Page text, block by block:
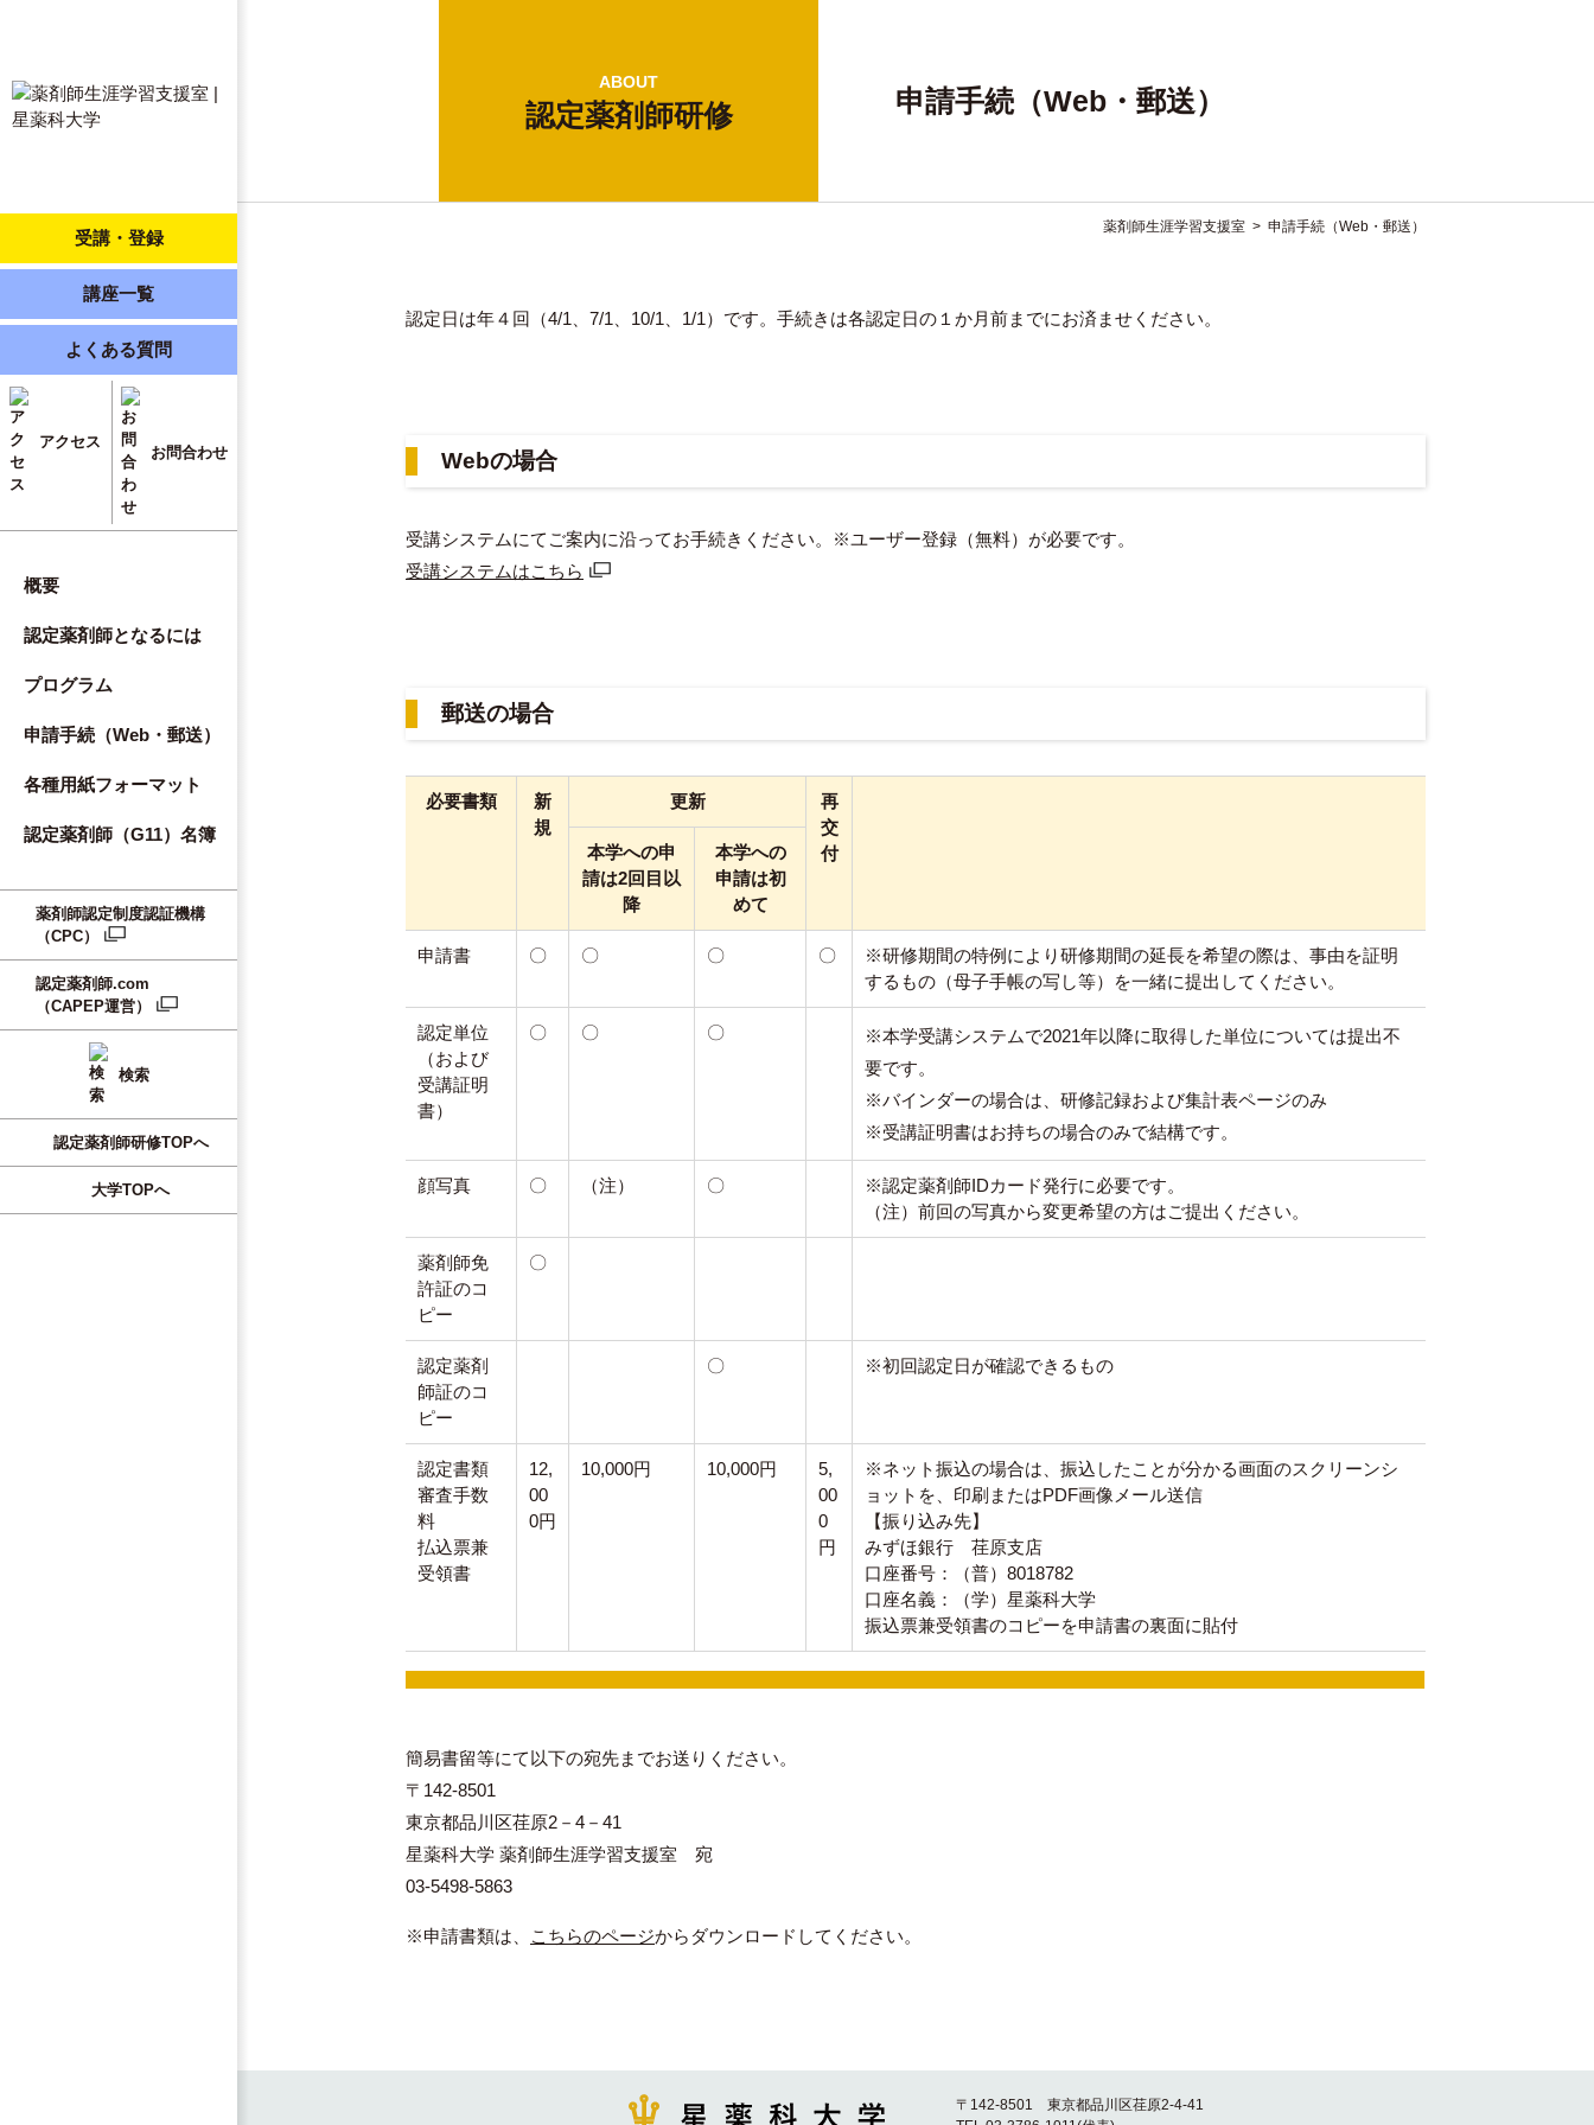
受講・登録
講座一覧
よくある質問
アクセス
お問合わせ
概要
認定薬剤師となるには
プログラム
申請手続（Web・郵送）
各種用紙フォーマット
認定薬剤師（G11）名簿
薬剤師認定制度認証機構
（CPC）
認定薬剤師.com
（CAPEP運営）
検索
認定薬剤師研修TOPへ
大学TOPへ
ABOUT
認定薬剤師研修 申請手続（Web・郵送）
薬剤師生涯学習支援室 > 申請手続（Web・郵送）
認定日は年４回（4/1、7/1、10/1、1/1）です。手続きは各認定日の１か月前までにお済ませください。
Webの場合
受講システムにてご案内に沿ってお手続きください。※ユーザー登録（無料）が必要です。
受講システムはこちら
郵送の場合
必要書類
新
規
更新
再
交
付
本学への申
請は2回目以
降
本学への
申請は初
めて
申請書 〇 〇 〇 〇
※研修期間の特例により研修期間の延長を希望の際は、事由を証明
するもの（母子手帳の写し等）を一緒に提出してください。
認定単位
（および
受講証明
書）
〇 〇 〇
※本学受講システムで2021年以降に取得した単位については提出不
要です。
※バインダーの場合は、研修記録および集計表ページのみ
※受講証明書はお持ちの場合のみで結構です。
顔写真 〇 （注） 〇
※認定薬剤師IDカード発行に必要です。
（注）前回の写真から変更希望の方はご提出ください。
薬剤師免
許証のコ
ピー
〇
認定薬剤
師証のコ
ピー
〇 ※初回認定日が確認できるもの
認定書類
審査手数
料
払込票兼
受領書
12,
00
0円
10,000円 10,000円
5,
00
0
円
※ネット振込の場合は、振込したことが分かる画面のスクリーンシ
ョットを、印刷またはPDF画像メール送信
【振り込み先】
みずほ銀行 荏原支店
口座番号：（普）8018782
口座名義：（学）星薬科大学
振込票兼受領書のコピーを申請書の裏面に貼付
簡易書留等にて以下の宛先までお送りください。
〒142-8501
東京都品川区荏原2－4－41
星薬科大学 薬剤師生涯学習支援室 宛
03-5498-5863
※申請書類は、 こちらのページからダウンロードしてください。
〒142-8501 東京都品川区荏原2-4-41